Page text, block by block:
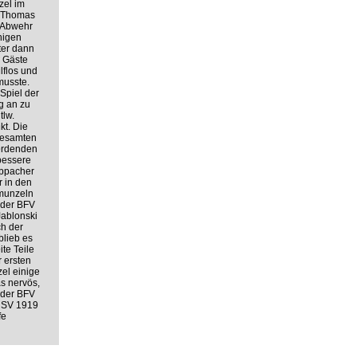
im
dann
und
der
an zu
Die
in den
BFV
der
es
Teile
ersten
einige
nervös,
BFV
1919